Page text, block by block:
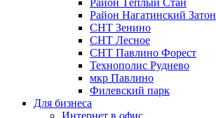
Район Нагатинский Затон
СНТ Зенино
СНТ Лесное
СНТ Павлино Форест
Технополис Руднево
мкр Павлино
Филевский парк
Для бизнеса
Интернет в офис